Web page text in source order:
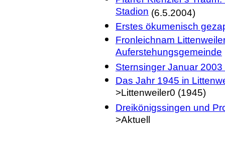
Stadion (6.5.2004)
Erstes ökumenisch
Fronleichnam
Auferstehungsgemeinde
Sternsinger Januar
Das Jahr 1945 in
>Littenweiler0 (1945)
Dreikönigssingen und
>Aktuell